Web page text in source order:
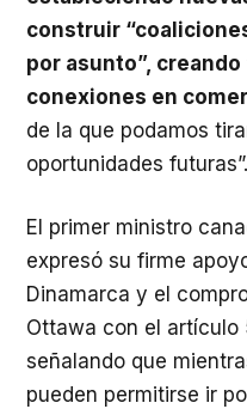
construir
por asunto”,
conexiones en
de la que podamos
oportunidades futuras”.
El primer ministro
expresó su firme
Dinamarca y el
Ottawa con el artículo
señalando que
pueden permitirse ir